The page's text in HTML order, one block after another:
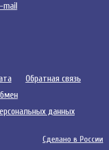
mail
Обратная связь
данных
Сделано в России